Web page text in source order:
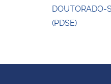
DOUTORADO-
(PDSE)